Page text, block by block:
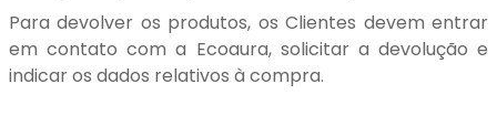
Para devolver os produtos, os Clientes devem entrar
em contato com a Ecoaura, solicitar a devolução e
indicar os dados relativos à compra.